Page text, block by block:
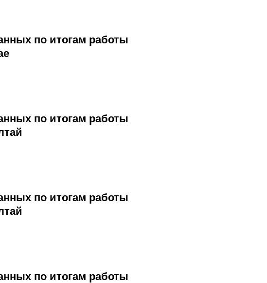
по итогам работы
по итогам работы
по итогам работы
по итогам работы